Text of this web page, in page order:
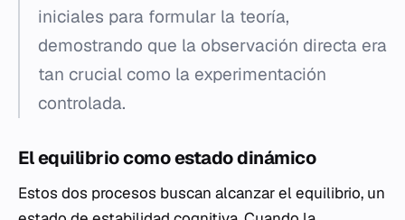
iniciales para formular la teoría,
demostrando que la observación directa era
tan crucial como la experimentación
controlada.
El equilibrio como estado dinámico
Estos dos procesos buscan alcanzar el equilibrio, un